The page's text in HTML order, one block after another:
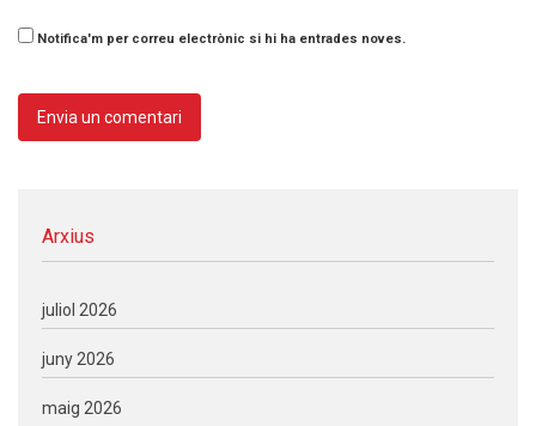
Notifica'm per correu electrònic si hi ha entrades noves.
Arxius
juliol 2026
juny 2026
maig 2026